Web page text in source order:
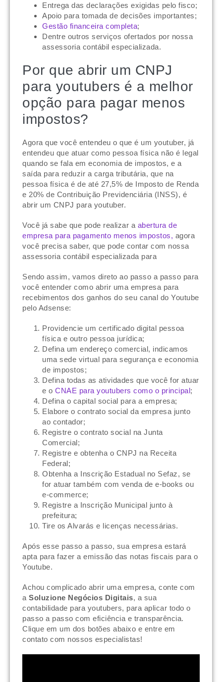
Entrega das declarações exigidas pelo fisco;
Apoio para tomada de decisões importantes;
Gestão financeira completa;
Dentre outros serviços ofertados por nossa
assessoria contábil especializada.
Por que abrir um CNPJ
para youtubers é a melhor
opção para pagar menos
impostos?
Agora que você entendeu o que é um youtuber, já
entendeu que atuar como pessoa física não é legal
quando se fala em economia de impostos, e a
saída para reduzir a carga tributária, que na
pessoa física é de até 27,5% de Imposto de Renda
e 20% de Contribuição Previdenciária (INSS), é
abrir um CNPJ para youtuber.
Você já sabe que pode realizar a abertura de
empresa para pagamento menos impostos, agora
você precisa saber, que pode contar com nossa
assessoria contábil especializada para
Sendo assim, vamos direto ao passo a passo para
você entender como abrir uma empresa para
recebimentos dos ganhos do seu canal do Youtube
pelo Adsense:
Providencie um certificado digital pessoa
física e outro pessoa jurídica;
Defina um endereço comercial, indicamos
uma sede virtual para segurança e economia
de impostos;
Defina todas as atividades que você for atuar
e o CNAE para youtubers como o principal;
Defina o capital social para a empresa;
Elabore o contrato social da empresa junto
ao contador;
Registre o contrato social na Junta
Comercial;
Registre e obtenha o CNPJ na Receita
Federal;
Obtenha a Inscrição Estadual no Sefaz, se
for atuar também com venda de e-books ou
e-commerce;
Registre a Inscrição Municipal junto à
prefeitura;
Tire os Alvarás e licenças necessárias.
Após esse passo a passo, sua empresa estará
apta para fazer a emissão das notas fiscais para o
Youtube.
Achou complicado abrir uma empresa, conte com
a Soluzione Negócios Digitais, a sua
contabilidade para youtubers, para aplicar todo o
passo a passo com eficiência e transparência.
Clique em um dos botões abaixo e entre em
contato com nossos especialistas!